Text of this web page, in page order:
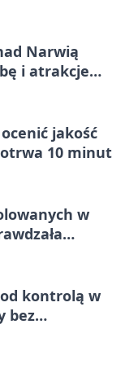
Narwią
i atrakcje
jakość
10 minut
w
kontrolą w
bez